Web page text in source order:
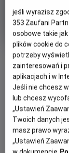
OBSERWUJ
REŻYSERIA
Ken'ichirô Akimoto
OBSADA
Natsuki Hanae,
OPIS
ALL YOU NEED
kobiety z 20XX
jeśli wyrazisz
353 Zaufani
osobowe takie
plików cookie do
potrzeby
zainteresowań i
aplikacjach i w
Jeśli nie chcesz
lub chcesz
„Ustawień
Twoich danych
masz prawo
„Ustawień